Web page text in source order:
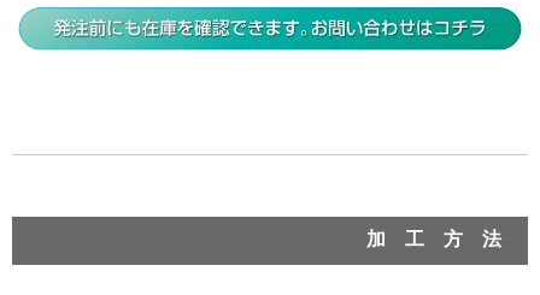
加 工 方 法